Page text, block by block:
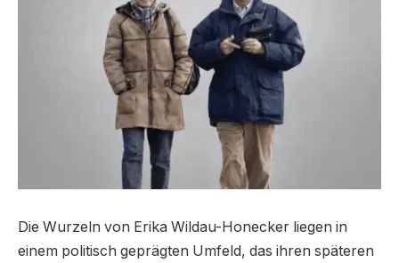
Die Wurzeln von Erika Wildau-Honecker liegen in
einem politisch geprägten Umfeld, das ihren späteren